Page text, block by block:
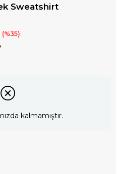
Sweatshirt
35
kalmamıştır.